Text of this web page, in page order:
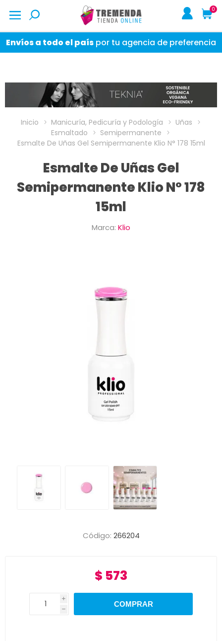
0
Envíos a todo el país por tu agencia de preferencia
Inicio Manicuría, Pedicuría y Podología
Uñas
Esmaltado
Semipermanente
Esmalte De Uñas Gel Semipermanente Klio N° 178 15ml
Esmalte De Uñas Gel
Semipermanente Klio N° 178
15ml
Marca: Klio
Código: 266204
$ 573
i
h